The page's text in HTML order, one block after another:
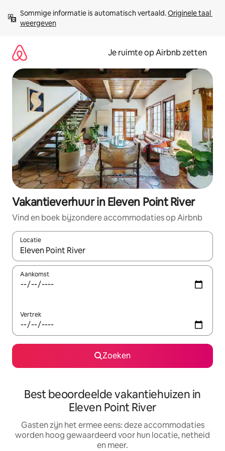
direct
naar
Sommige informatie is automatisch vertaald. Originele taal
weergeven
Je ruimte op Airbnb zetten
Vakantieverhuur in Eleven Point River
Vind en boek bijzondere accommodaties op Airbnb
Locatie
Wanneer er suggesties beschikbaar zijn, maak je een keuze
Aankomst
Vertrek
Zoeken
Best beoordeelde vakantiehuizen in
Eleven Point River
Gasten zijn het ermee eens: deze accommodaties
worden hoog gewaardeerd voor hun locatie, netheid
en meer.